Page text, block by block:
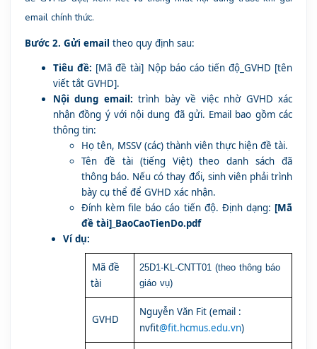
email chính thức.
Bước 2. Gửi email theo quy định sau:
Tiêu đề: [Mã đề tài] Nộp báo cáo tiến độ_GVHD [tên
viết tắt GVHD].
Nội dung email: trình bày về việc nhờ GVHD xác
nhận đồng ý với nội dung đã gửi. Email bao gồm các
thông tin:
Họ tên, MSSV (các) thành viên thực hiện đề tài.
Tên đề tài (tiếng Việt) theo danh sách đã
thông báo. Nếu có thay đổi, sinh viên phải trình
bày cụ thể để GVHD xác nhận.
Đính kèm file báo cáo tiến độ. Định dạng: [Mã
đề tài]_BaoCaoTienDo.pdf
Ví dụ:
Mã đề
tài
25D1-KL-CNTT01(theo thông báo
giáo vụ)
GVHD
Nguyễn Văn Fit (email :
nvfit@fit.hcmus.edu.vn)